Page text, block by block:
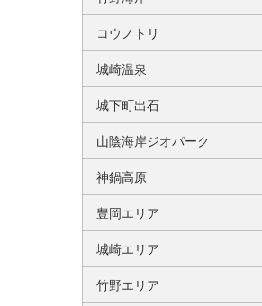
コウノトリ
城崎温泉
城下町出石
山陰海岸ジオパーク
神鍋高原
豊岡エリア
城崎エリア
竹野エリア